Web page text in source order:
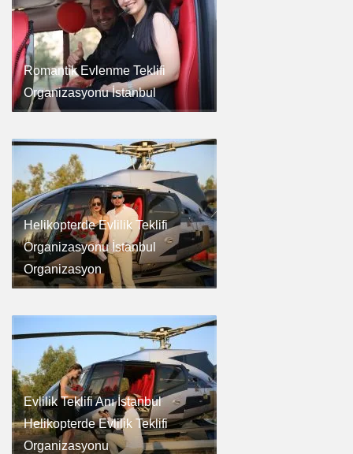
Romantik Evlenme Teklifi
Organizasyonu İstanbul
Helikopterde Evlilik Teklifi
Organizasyonu İstanbul
Organizasyon
Evlilik Teklifi Anı İstanbul
Helikopterde Evlilik Teklifi
Organizasyonu